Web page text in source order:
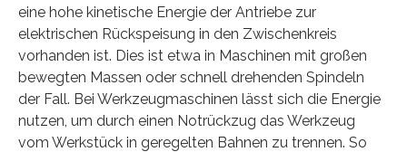
eine hohe kinetische Energie der Antriebe zur
elektrischen Rückspeisung in den Zwischenkreis
vorhanden ist. Dies ist etwa in Maschinen mit großen
bewegten Massen oder schnell drehenden Spindeln
der Fall. Bei Werkzeugmaschinen lässt sich die Energie
nutzen, um durch einen Notrückzug das Werkzeug
vom Werkstück in geregelten Bahnen zu trennen. So